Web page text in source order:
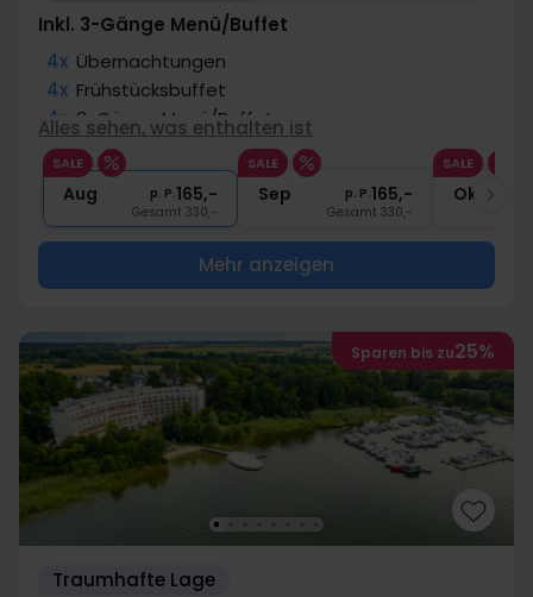
Inkl. 3-Gänge Menü/Buffet
4x Übernachtungen
4x Frühstücksbuffet
4x 3-Gänge Menü/Buffet
4x 1 Glas Wein/Bier zum Abendessen
∞ Gratis Nutzung des Wellnessbereichs
Alles sehen, was enthalten ist
SALE
Aug p. P.165,-
Gesamt 330,-
SALE
Sep p. P.165,-
Gesamt 330,-
SALE
Okt
Mehr anzeigen
Sparen bis zu25%
Traumhafte Lage